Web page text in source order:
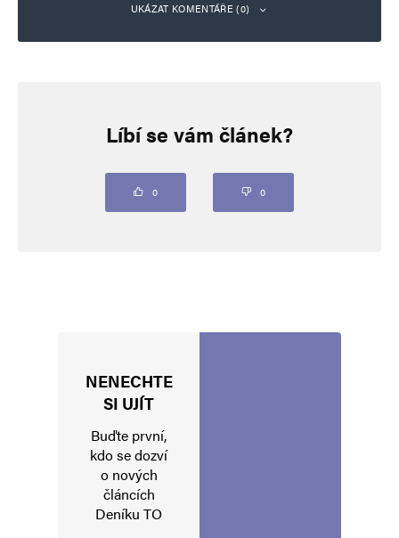
UKÁZAT KOMENTÁŘE (0)
Vaše e-mailová adresa nebude zveřejněna. Vyžadované informace jsou
Líbí se vám článek?
0 0
NENECHTE
SI UJÍT
Buďte první,
kdo se dozví
o nových
článcích
Deníku TO